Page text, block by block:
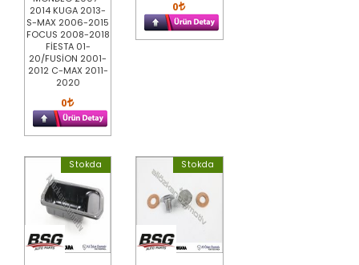
2014 KUGA 2013-
S-MAX 2006-2015
FOCUS 2008-2018
FİESTA 01-
20/FUSİON 2001-
2012 C-MAX 2011-
2020
0
0
Stokda Stokda